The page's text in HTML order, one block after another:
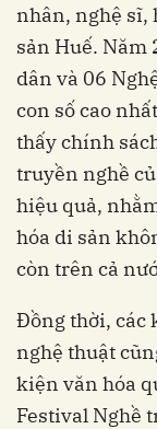
nhân, nghệ sĩ,
sản Huế. Năm
dân và 06
con số cao
thấy chính
truyền nghề
hiệu quả,
hóa di sản
còn trên cả
Đồng thời, các
nghệ thuật
kiện văn hóa
Festival Nghề